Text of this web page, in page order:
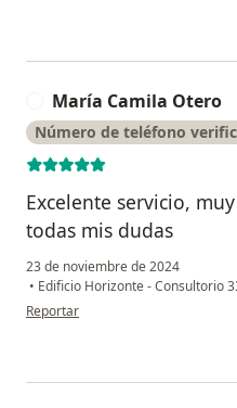
María Camila Otero
Número de teléfono
Excelente servicio,
todas mis dudas
23 de noviembre de 2024
• Edificio Horizonte - Consultorio
en opinión del usuario María
Reportar